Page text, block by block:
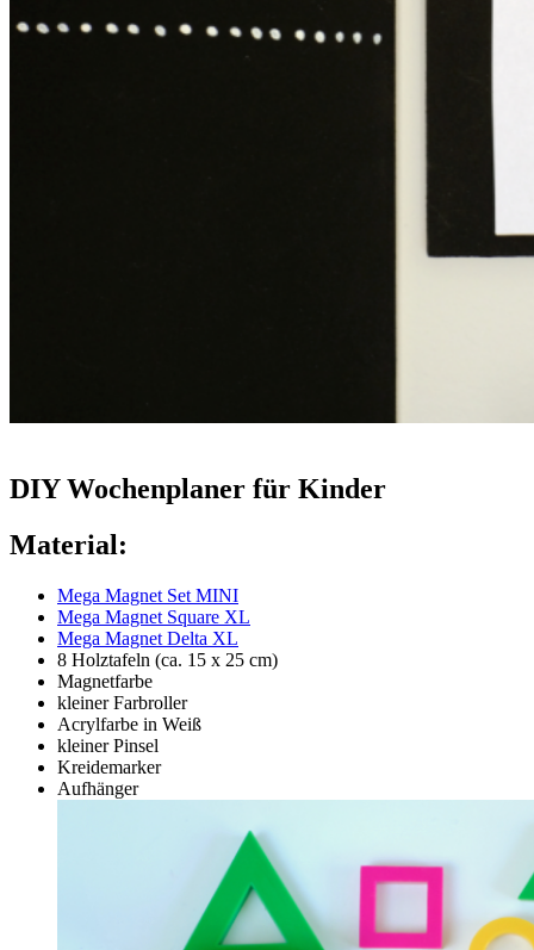
DIY Wochenplaner für Kinder
Material:
Mega Magnet Set MINI
Mega Magnet Square XL
Mega Magnet Delta XL
8 Holztafeln (ca. 15 x 25 cm)
Magnetfarbe
kleiner Farbroller
Acrylfarbe in Weiß
kleiner Pinsel
Kreidemarker
Aufhänger